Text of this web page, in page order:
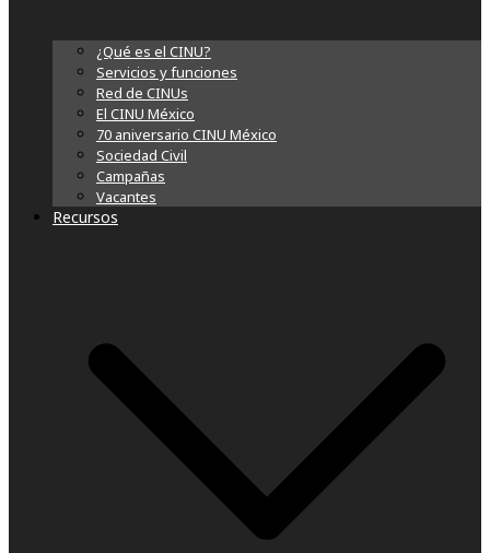
¿Qué es el CINU?
Servicios y funciones
Red de CINUs
El CINU México
70 aniversario CINU México
Sociedad Civil
Campañas
Vacantes
Recursos